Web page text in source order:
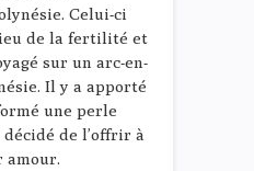
Celui-ci
de la fertilité et
sur un arc-en-
Il y a apporté
une perle
de l’offrir à
amour.